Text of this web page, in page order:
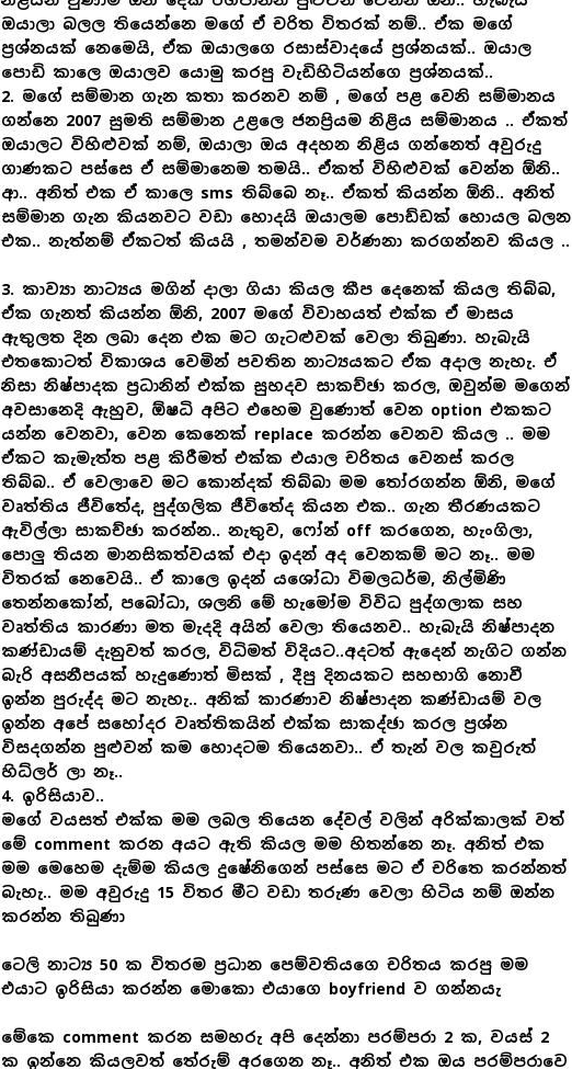
ඔයාලා බලල තියෙන්නෙ මගේ ඒ චරිත විතරක් නම්.. ඒක මගේ
ප්‍රශ්නයක් නෙමෙයි, ඒක ඔයාලගෙ රසාස්වාදයේ ප්‍රශ්නයක්.. ඔයාල
පොඩි කාලෙ ඔයාලව යොමු කරපු වැඩිහිටියන්ගෙ ප්‍රශ්නයක්..
2. මගේ සම්මාන ගැන කතා කරනව නම් , මගේ පළ වෙනි සම්මානය
ගන්නෙ 2007 සුමති සම්මාන උළලෙ ජනප්‍රියම නිළිය සම්මානය .. ඒකත්
ඔයාලට විහිළුවක් නම්, ඔයාලා ඔය අදහන නිළිය ගන්නෙත් අවුරුදු
ගාණකට පස්සෙ ඒ සම්මානෙම තමයි.. ඒකත් විහිළුවක් වෙන්න ඕනි..
ආ.. අනිත් එක ඒ කාලෙ sms තිබ්බෙ නෑ.. ඒකත් කියන්න ඕනි.. අනිත්
සම්මාන ගැන කියනවට වඩා හොදයි ඔයාලම පොඩ්ඩක් හොයල බලන
එක.. නැත්නම් ඒකටත් කියයි , තමන්වම වර්ණනා කරගන්නව කියල ..
3. කාව්‍යා නාට්‍යය මගින් දාලා ගියා කියල කීප දෙනෙක් කියල තිබ්බ,
ඒක ගැනත් කියන්න ඕනි, 2007 මගේ විවාහයත් එක්ක ඒ මාසය
ඇතුලත දින ලබා දෙන එක මට ගැටළුවක් වෙලා තිබුණා. හැබැයි
එතකොටත් විකාශය වෙමින් පවතින නාට්‍යයකට ඒක අදාල නැහැ. ඒ
නිසා නිෂ්පාදක ප්‍රධානින් එක්ක සුහදව සාකච්ඡා කරල, ඔවුන්ම මගෙන්
අවසානෙදි ඇහුව, ඕෂධි අපිට එහෙම වුණොත් වෙන option එකකට
යන්න වෙනවා, වෙන කෙනෙක් replace කරන්න වෙනව කියල .. මම
ඒකට කැමැත්ත පළ කිරීමත් එක්ක එයාල චරිතය වෙනස් කරල
තිබ්බ.. ඒ වෙලාවෙ මට කොන්දක් තිබ්බා මම තෝරගන්න ඕනි, මගේ
වෘත්තිය ජීවිතේද, පුද්ගලික ජීවිතේද කියන එක.. ගැන තීරණයකට
ඇවිල්ලා සාකච්ඡා කරන්න.. නැතුව, ෆෝන් off කරගෙන, හැංගිලා,
පොලු තියන මානසිකත්වයක් එදා ඉදන් අද වෙනකම් මට නෑ.. මම
විතරක් නෙවෙයි.. ඒ කාලෙ ඉදන් යශෝධා විමලධර්ම, නිල්මිණි
තෙන්නකෝන්, පබෝධා, ශලනි මේ හැමෝම විවිධ පුද්ගලාක සහ
වෘත්තිය කාරණා මත මැදදි අයින් වෙලා තියෙනව.. හැබැයි නිෂ්පාදන
කණ්ඩායම් දැනුවත් කරල, විධිමත් විදියට..අදටත් ඇදෙන් නැගිට ගන්න
බැරි අසනීපයක් හැදුණොත් මිසක් , දීපු දිනයකට සහභාගි නොවී
ඉන්න පුරුද්ද මට නැහැ.. අනික් කාරණාව නිෂ්පාදන කණ්ඩායම් වල
ඉන්න අපේ සහෝදර වෘත්තිකයින් එක්ක සාකද්ඡා කරල ප්‍රශ්න
විසදගන්න පුළුවන් කම හොදටම තියෙනවා.. ඒ තැන් වල කවුරුත්
හිධ්ලර් ලා නෑ..
4. ඉරිසියාව..
මගේ වයසත් එක්ක මම ලබල තියෙන දේවල් වලින් අරික්කාලක් වත්
මේ comment කරන අයට ඇති කියල මම හිතන්නෙ නෑ. අනිත් එක
මම මෙහෙම දැම්ම කියල දුෂේනිගෙන් පස්සෙ මට ඒ චරිතෙ කරන්නත්
බැහැ.. මම අවුරුදු 15 විතර මීට වඩා තරුණ වෙලා හිටිය නම් ඔන්න
කරන්න තිබුණා
ටෙලි නාට්‍ය 50 ක විතරම ප්‍රධාන පෙම්වතියගෙ චරිතය කරපු මම
එයාට ඉරිසියා කරන්න මොකො එයාගෙ boyfriend ව ගන්නයැ
මේකෙ comment කරන සමහරු අපි දෙන්නා පරම්පරා 2 ක, වයස් 2
ක ඉන්නෙ කියලවත් තේරුම් අරගෙන නෑ.. අනිත් එක ඔය පරම්පරාවෙ